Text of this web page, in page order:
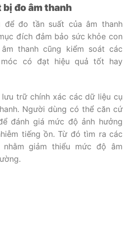
đo âm thanh
đo tần suất của âm thanh
đích đảm bảo sức khỏe con
thanh cũng kiểm soát các
có đạt hiệu quả tốt hay
trữ chính xác các dữ liệu cụ
Người dùng có thể căn cứ
đánh giá mức độ ảnh hưởng
tiếng ồn. Từ đó tìm ra các
giảm thiểu mức độ âm